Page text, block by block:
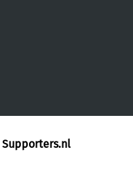
Supporters.nl